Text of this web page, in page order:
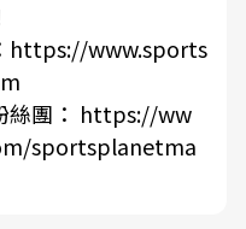
https://www.sports
絲團： https://ww
sportsplanetma